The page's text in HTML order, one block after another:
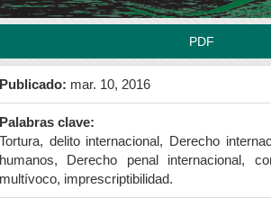
PDF
Publicado: mar. 10, 2016
Palabras clave:
Tortura, delito internacional, Derecho
humanos, Derecho penal internacional,
multívoco, imprescriptibilidad.